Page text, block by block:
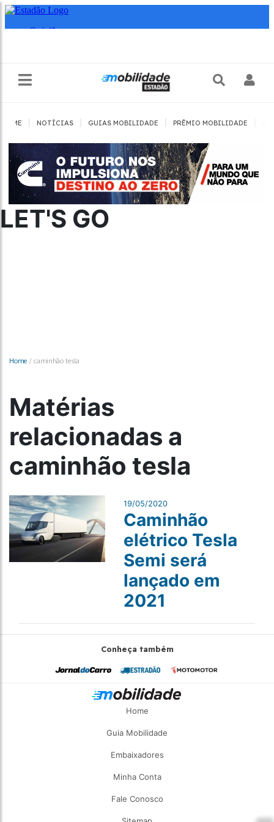
HOME NOTÍCIAS GUIAS MOBILIDADE PRÊMIO MOBILIDADE
LET'S GO
Home / caminhão tesla
Matérias
relacionadas a
caminhão tesla
19/05/2020
Caminhão
elétrico Tesla
Semi será
lançado em
2021
Conheça também
Home
Guia Mobilidade
Embaixadores
Minha Conta
Fale Conosco